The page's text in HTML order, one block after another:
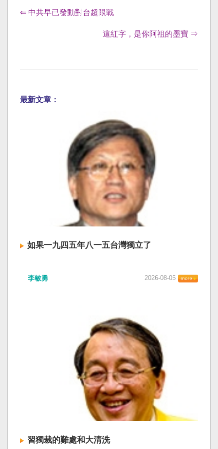
⇐ 中共早已發動對台超限戰
這紅字，是你阿祖的墨寶 ⇒
最新文章：
如果一九四五年八一五台灣獨立了
李敏勇 2026-08-05
習獨裁的難處和大清洗